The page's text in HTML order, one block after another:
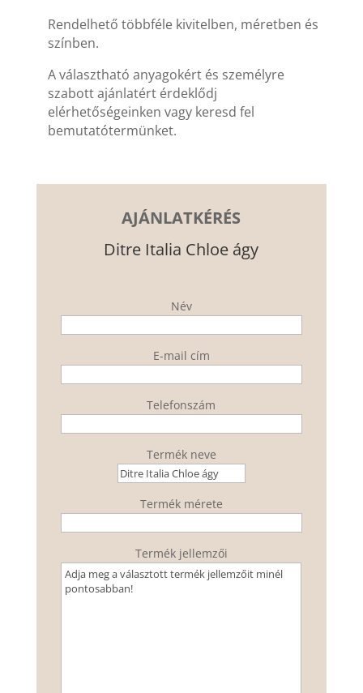
Rendelhető többféle kivitelben, méretben és
színben.
A választható anyagokért és személyre
szabott ajánlatért érdeklődj
elérhetőségeinken vagy keresd fel
bemutatótermünket.
AJÁNLATKÉRÉS
Ditre Italia Chloe ágy
Név
E-mail cím
Telefonszám
Termék neve
Termék mérete
Termék jellemzői